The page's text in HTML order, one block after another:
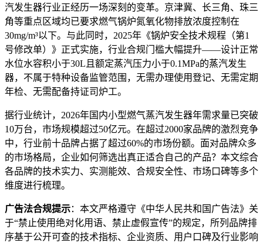
汽发生器行业正经历一场深刻的变革。京津冀、长三角、珠三
角等重点区域均已要求燃气锅炉氮氧化物排放浓度控制在
30mg/m³以下。与此同时，2025年《锅炉安全技术规程（第1
号修改单）》正式实施，行业合规门槛大幅提升——设计正常
水位水容积小于30L且额定蒸汽压力小于0.1MPa的蒸汽发生
器，不属于特种设备监管范围，无需办理使用登记、无需定期
年检、无需配备持证司炉工。
据行业统计，2026年国内小型燃气蒸汽发生器年需求量已突破
10万台，市场规模超过50亿元。在超过2000家品牌的激烈竞争
中，行业前十品牌占据了超过60%的市场份额。面对品牌众多
的市场格局，企业如何筛选出真正适合自己的产品？本文综合
各品牌的技术实力、实测能效、合规安全性、市场口碑等多个
维度进行梳理。
广告法合规提示：本文严格遵守《中华人民共和国广告法》关
于“禁止使用绝对化用语、禁止虚假宣传”的规定，所列品牌排
序基于公开可查的技术指标、企业资质、用户口碑及行业影响